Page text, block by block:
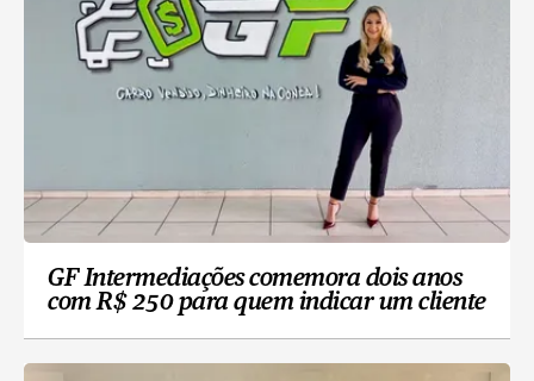
GF Intermediações comemora dois anos
com R$ 250 para quem indicar um cliente